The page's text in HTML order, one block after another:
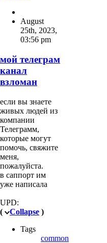
August
25th, 2023,
03:56 pm
мой телеграм
канал
взломан
если вы знаете
живых людей из
компании
Телеграмм,
которые могут
помочь, свяжите
меня,
пожалуйста.
в саппорт им
уже написала
UPD:
(
Collapse )
Tags
common